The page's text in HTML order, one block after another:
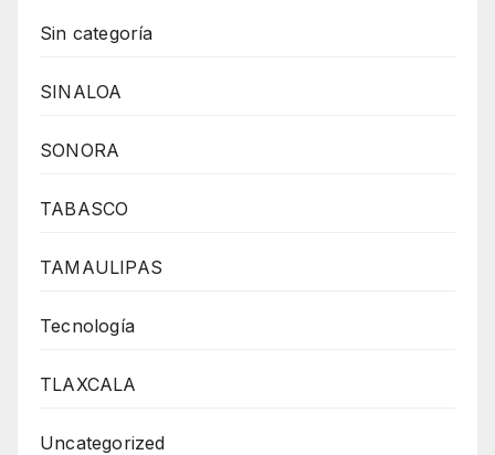
Sin categoría
SINALOA
SONORA
TABASCO
TAMAULIPAS
Tecnología
TLAXCALA
Uncategorized